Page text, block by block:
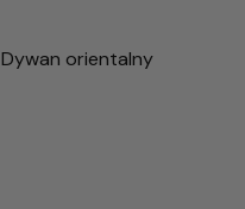
orientalny